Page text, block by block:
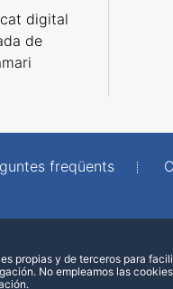
digital
de
freqüents
propias y de terceros para
No empleamos las
.